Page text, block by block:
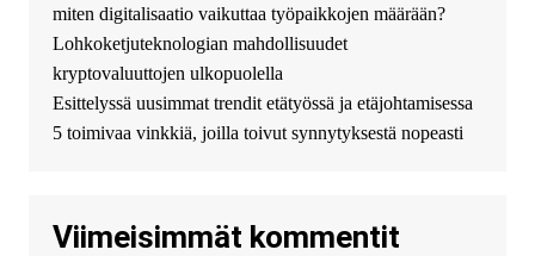
безопасный источник
финансовой помощи. Вы
можете получить
финансирование в долг без
избыточных вопросов и
документов? Тогда обратитесь
guest_4889 :Cmon Suomi 👏
miten digitalisaatio vaikuttaa työpaikkojen määrään?
Lohkoketjuteknologian mahdollisuudet
kryptovaluuttojen ulkopuolella
Esittelyssä uusimmat trendit etätyössä ja etäjohtamisessa
5 toimivaa vinkkiä, joilla toivut synnytyksestä nopeasti
Viimeisimmät kommentit